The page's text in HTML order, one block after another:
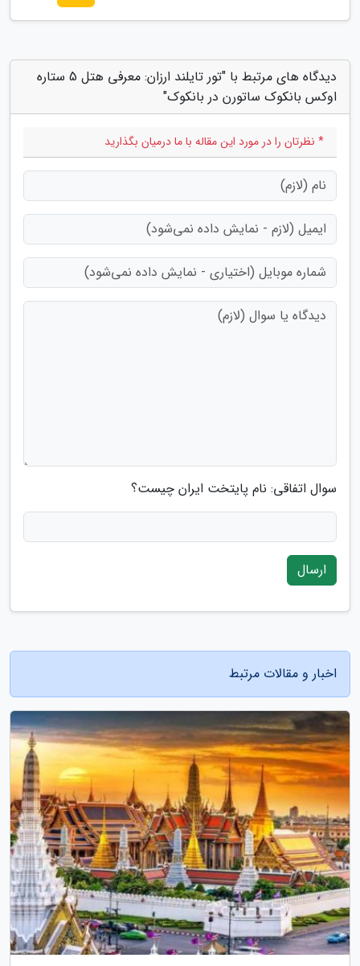
دیدگاه های مرتبط با "تور تایلند ارزان: معرفی هتل 5 ستاره
اوکس بانکوک ساتورن در بانکوک"
* نظرتان را در مورد این مقاله با ما درمیان بگذارید
سوال اتفاقی: نام پایتخت ایران چیست؟
ارسال
اخبار و مقالات مرتبط